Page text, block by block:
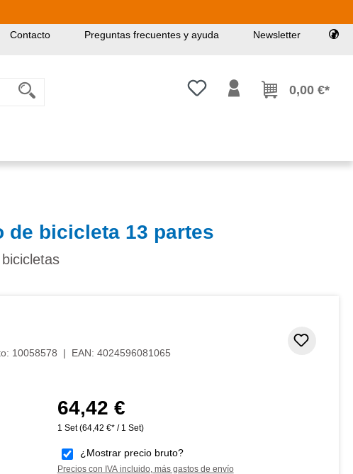
Contacto Preguntas frecuentes y ayuda Newsletter
Tienes 0 artículos en tu lista de
0,00 €*
de bicicleta 13 partes
10058578 | EAN: 4024596081065
Precio normal:
64,42 €
1 Set(64,42 €* / 1 Set)
¿Mostrar precio bruto?
Precios con IVA incluido, más gastos de envío